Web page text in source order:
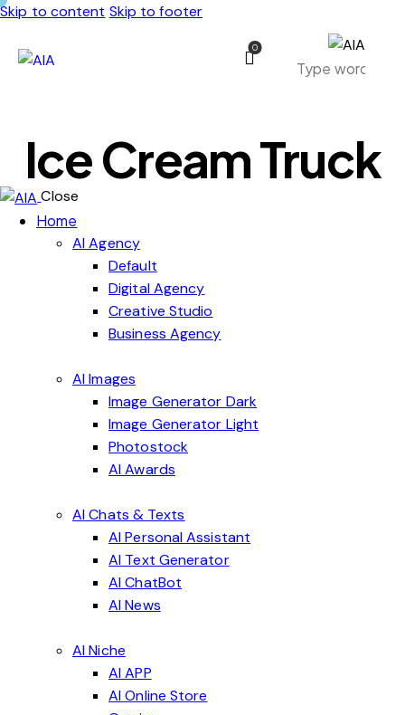
Skip to content Skip to footer
0
Ice Cream Truck
Close
Home
AI Agency
Default
Digital Agency
Creative Studio
Business Agency
AI Images
Image Generator Dark
Image Generator Light
Photostock
AI Awards
AI Chats & Texts
AI Personal Assistant
AI Text Generator
AI ChatBot
AI News
AI Niche
AI APP
AI Online Store